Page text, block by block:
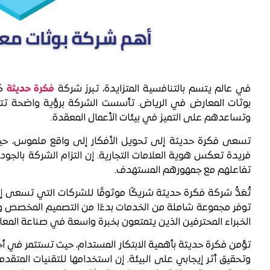
في عالم يتسم بالتنافسية المتزايدة، تبرز شركةفكرة حديثة
بوثات المعارض في الرياض. تأسست الشركة برؤية واضحة
وتساعدهم على التميز في بيئات الأعمال المعقدة.
تسعى فكرة حديثة إلى تحويل الأفكار إلى واقع ملموس،
فريدة تعكس هوية العلامات التجارية. إن التزام الشركة
تفاعلهم مع جمهورهم المستهدف.
تُعَدُّ شركة فكرة حديثة شريكًا موثوقًا للشركات التي تسعى
توفر مجموعة شاملة من الخدمات بدءًا من التصميم المخصص
الخبراء المحترفين الذين يتمتعون بخبرة واسعة في صناعة
تؤمن فكرة حديثة بأهمية الابتكار المستدام، حيث تستثمر في
وتحقيق أثر إيجابي على البيئة. إن استخدامها للتقنيات